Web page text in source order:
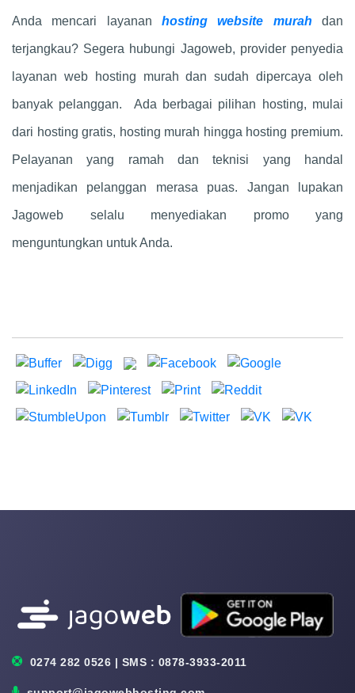
Anda mencari layanan hosting website murah dan
terjangkau? Segera hubungi Jagoweb, provider penyedia
layanan web hosting murah dan sudah dipercaya oleh
banyak pelanggan. Ada berbagai pilihan hosting, mulai
dari hosting gratis, hosting murah hingga hosting premium.
Pelayanan yang ramah dan teknisi yang handal
menjadikan pelanggan merasa puas. Jangan lupakan
Jagoweb selalu menyediakan promo yang
menguntungkan untuk Anda.
0274 282 0526 | SMS : 0878-3933-2011